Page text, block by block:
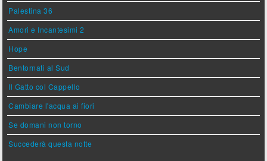
Palestina 36
Amori e Incantesimi 2
Hope
Bentornati al Sud
Il Gatto col Cappello
Cambiare l'acqua ai fiori
Se domani non torno
Succederà questa notte